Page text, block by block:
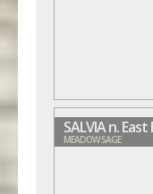
SALVIA n.
MEADOW SAGE